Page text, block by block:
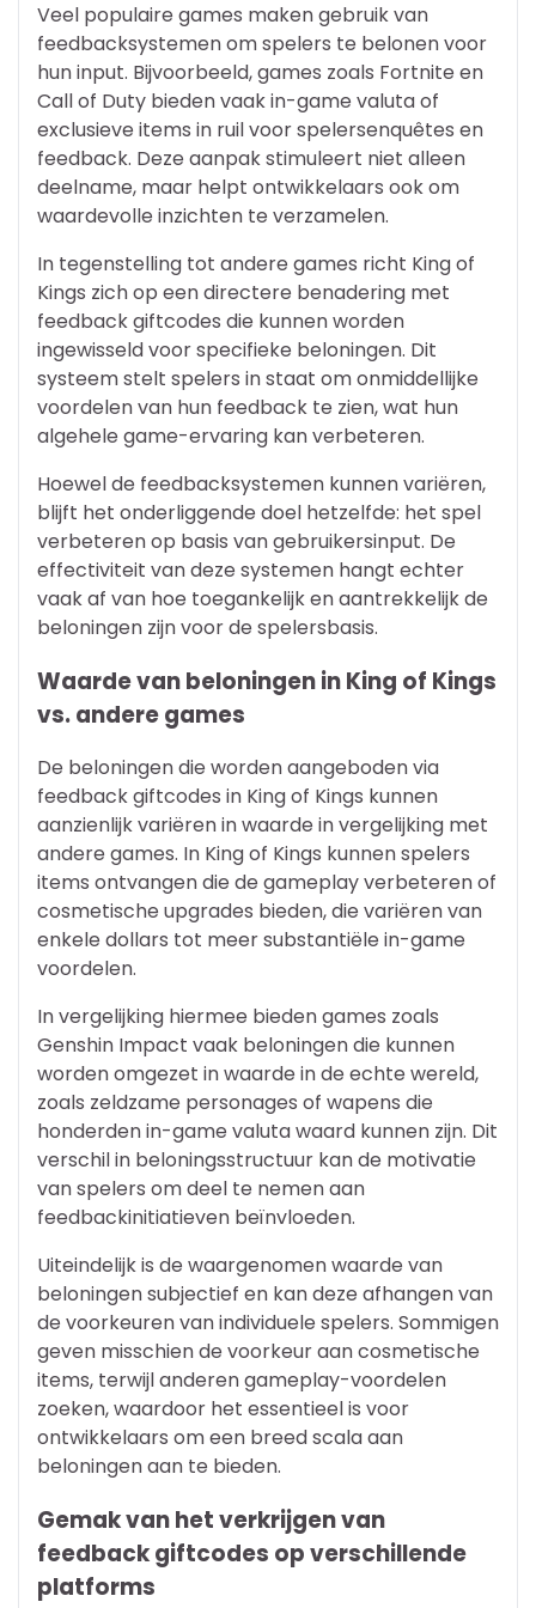
Veel populaire games maken gebruik van
feedbacksystemen om spelers te belonen voor
hun input. Bijvoorbeeld, games zoals Fortnite en
Call of Duty bieden vaak in-game valuta of
exclusieve items in ruil voor spelersenquêtes en
feedback. Deze aanpak stimuleert niet alleen
deelname, maar helpt ontwikkelaars ook om
waardevolle inzichten te verzamelen.
In tegenstelling tot andere games richt King of
Kings zich op een directere benadering met
feedback giftcodes die kunnen worden
ingewisseld voor specifieke beloningen. Dit
systeem stelt spelers in staat om onmiddellijke
voordelen van hun feedback te zien, wat hun
algehele game-ervaring kan verbeteren.
Hoewel de feedbacksystemen kunnen variëren,
blijft het onderliggende doel hetzelfde: het spel
verbeteren op basis van gebruikersinput. De
effectiviteit van deze systemen hangt echter
vaak af van hoe toegankelijk en aantrekkelijk de
beloningen zijn voor de spelersbasis.
Waarde van beloningen in King of Kings
vs. andere games
De beloningen die worden aangeboden via
feedback giftcodes in King of Kings kunnen
aanzienlijk variëren in waarde in vergelijking met
andere games. In King of Kings kunnen spelers
items ontvangen die de gameplay verbeteren of
cosmetische upgrades bieden, die variëren van
enkele dollars tot meer substantiële in-game
voordelen.
In vergelijking hiermee bieden games zoals
Genshin Impact vaak beloningen die kunnen
worden omgezet in waarde in de echte wereld,
zoals zeldzame personages of wapens die
honderden in-game valuta waard kunnen zijn. Dit
verschil in beloningsstructuur kan de motivatie
van spelers om deel te nemen aan
feedbackinitiatieven beïnvloeden.
Uiteindelijk is de waargenomen waarde van
beloningen subjectief en kan deze afhangen van
de voorkeuren van individuele spelers. Sommigen
geven misschien de voorkeur aan cosmetische
items, terwijl anderen gameplay-voordelen
zoeken, waardoor het essentieel is voor
ontwikkelaars om een breed scala aan
beloningen aan te bieden.
Gemak van het verkrijgen van
feedback giftcodes op verschillende
platforms